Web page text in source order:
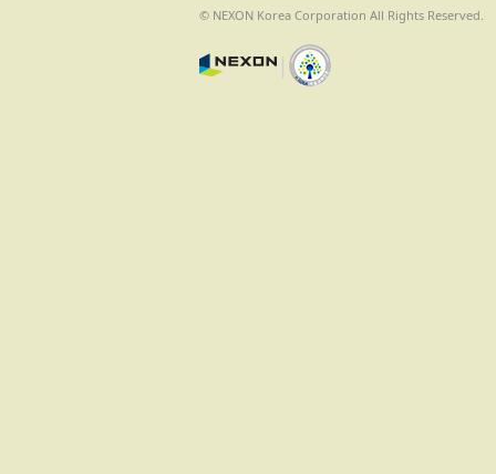
© NEXON Korea Corporation All Rights Reserved.
|